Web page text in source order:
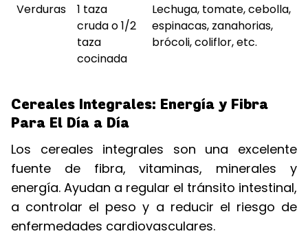
Verduras
1 taza
cruda o 1/2
taza
cocinada
Lechuga, tomate, cebolla,
espinacas, zanahorias,
brócoli, coliflor, etc.
Cereales Integrales: Energía y Fibra
Para El Día a Día
Los cereales integrales son una excelente
fuente de fibra, vitaminas, minerales y
energía. Ayudan a regular el tránsito intestinal,
a controlar el peso y a reducir el riesgo de
enfermedades cardiovasculares.